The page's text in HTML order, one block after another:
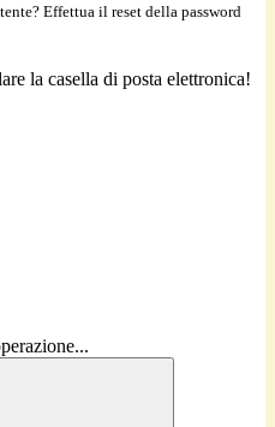
Effettua il reset della password
la casella di posta elettronica!